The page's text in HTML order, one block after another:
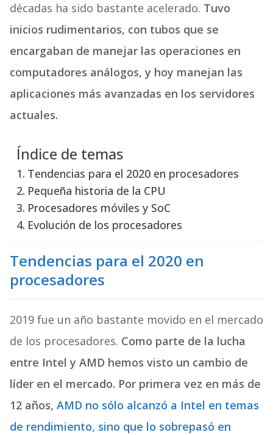
décadas ha sido bastante acelerado. Tuvo
inicios rudimentarios, con tubos que se
encargaban de manejar las operaciones en
computadores análogos, y hoy manejan las
aplicaciones más avanzadas en los servidores
actuales.
Índice de temas
Tendencias para el 2020 en procesadores
Pequeña historia de la CPU
Procesadores móviles y SoC
Evolución de los procesadores
Tendencias para el 2020 en
procesadores
2019 fue un año bastante movido en el mercado
de los procesadores. Como parte de la lucha
entre Intel y AMD hemos visto un cambio de
líder en el mercado. Por primera vez en más de
12 años, AMD no sólo alcanzó a Intel en temas
de rendimiento, sino que lo sobrepasó en